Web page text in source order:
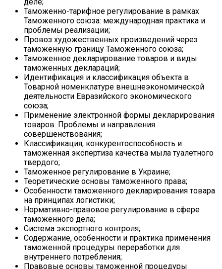
деле;
Таможенно-тарифное регулирование в рамках
Таможенного союза: международная практика и
проблемы реализации;
Провоз художественных произведений через
таможенную границу Таможенного союза;
Таможенное декларирование товаров и виды
таможенных деклараций;
Идентификация и классификация объекта в
Товарной номенклатуре внешнеэкономической
деятельности Евразийского экономического
союза;
Применение электронной формы декларирования
товаров. Проблемы и направления
совершенствования;
Классификация, конкурентоспособность и
таможенная экспертиза качества мыла туалетного
твердого;
Таможенное регулирование в Украине;
Теоретические основы таможенного права;
Особенности таможенного декларирования товара
на принципах логистики;
Нормативно-правовое регулирование в сфере
таможенного дела;
Система экспортного контроля;
Содержание, особенности и практика применения
таможенной процедуры переработки для
внутреннего потребления;
Правовые основы таможенной процедуры